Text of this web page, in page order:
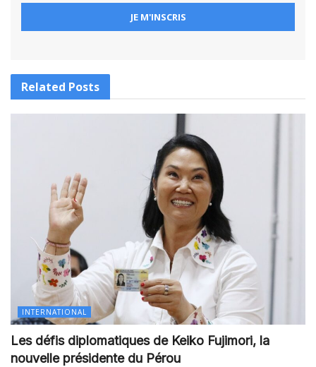
Related Posts
INTERNATIONAL
Les défis diplomatiques de Keiko Fujimori, la
nouvelle présidente du Pérou